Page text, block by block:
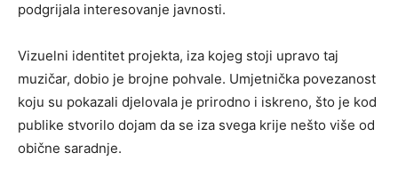
podgrijala interesovanje javnosti.
Vizuelni identitet projekta, iza kojeg stoji upravo taj
muzičar, dobio je brojne pohvale. Umjetnička povezanost
koju su pokazali djelovala je prirodno i iskreno, što je kod
publike stvorilo dojam da se iza svega krije nešto više od
obične saradnje.